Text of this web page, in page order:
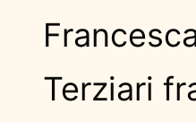
Terziari